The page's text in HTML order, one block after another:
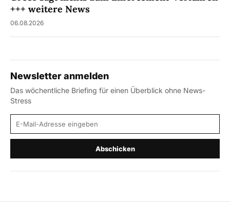
+++ weitere News
06.08.2026
Newsletter anmelden
Das wöchentliche Briefing für einen Überblick ohne News-
Stress
E-Mail-Adresse
Abschicken